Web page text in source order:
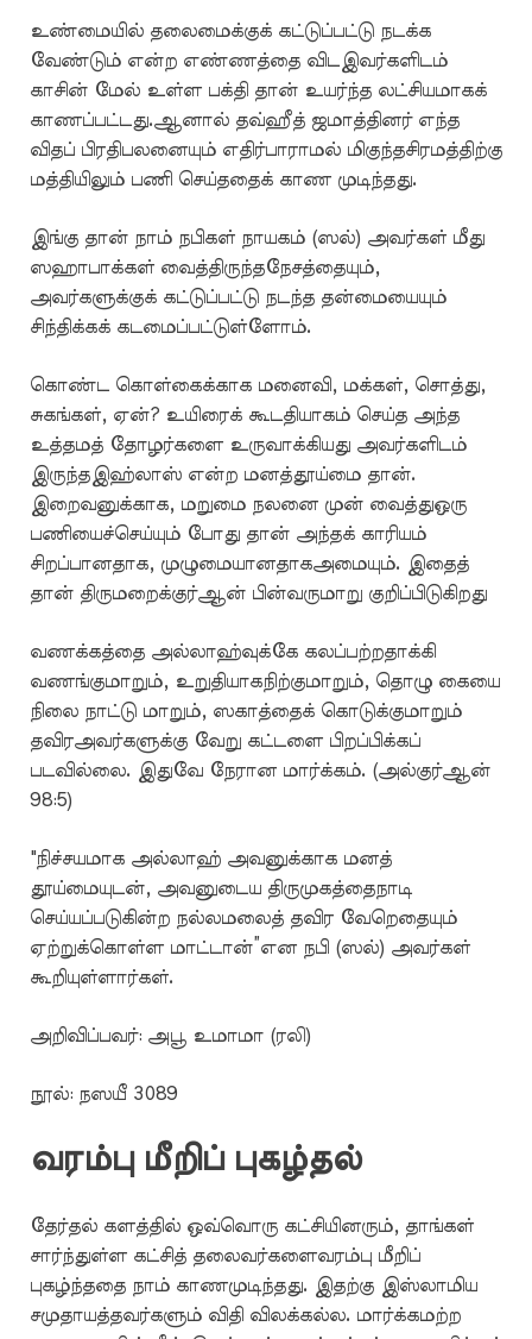
உண்மையில் தலைமைக்குக் கட்டுப்பட்டு நடக்க
வேண்டும் என்ற எண்ணத்தை விடஇவர்களிடம்
காசின் மேல் உள்ள பக்தி தான் உயர்ந்த லட்சியமாகக்
காணப்பட்டது.ஆனால் தவ்ஹீத் ஜமாத்தினர் எந்த
விதப் பிரதிபலனையும் எதிர்பாராமல் மிகுந்தசிரமத்திற்கு
மத்தியிலும் பணி செய்ததைக் காண முடிந்தது.
இங்கு தான் நாம் நபிகள் நாயகம் (ஸல்) அவர்கள் மீது
ஸஹாபாக்கள் வைத்திருந்தநேசத்தையும்,
அவர்களுக்குக் கட்டுப்பட்டு நடந்த தன்மையையும்
சிந்திக்கக் கடமைப்பட்டுள்ளோம்.
கொண்ட கொள்கைக்காக மனைவி, மக்கள், சொத்து,
சுகங்கள், ஏன்? உயிரைக் கூடதியாகம் செய்த அந்த
உத்தமத் தோழர்களை உருவாக்கியது அவர்களிடம்
இருந்தஇஹ்லாஸ் என்ற மனத்தூய்மை தான்.
இறைவனுக்காக, மறுமை நலனை முன் வைத்துஒரு
பணியைச்செய்யும் போது தான் அந்தக் காரியம்
சிறப்பானதாக, முழுமையானதாகஅமையும். இதைத்
தான் திருமறைக்குர்ஆன் பின்வருமாறு குறிப்பிடுகிறது
வணக்கத்தை அல்லாஹ்வுக்கே கலப்பற்றதாக்கி
வணங்குமாறும், உறுதியாகநிற்குமாறும், தொழு கையை
நிலை நாட்டு மாறும், ஸகாத்தைக் கொடுக்குமாறும்
தவிரஅவர்களுக்கு வேறு கட்டளை பிறப்பிக்கப்
படவில்லை. இதுவே நேரான மார்க்கம். (அல்குர்ஆன்
98:5)
"நிச்சயமாக அல்லாஹ் அவனுக்காக மனத்
தூய்மையுடன், அவனுடைய திருமுகத்தைநாடி
செய்யப்படுகின்ற நல்லமலைத் தவிர வேறெதையும்
ஏற்றுக்கொள்ள மாட்டான்”என நபி (ஸல்) அவர்கள்
கூறியுள்ளார்கள்.
அறிவிப்பவர்: அபூ உமாமா (ரலி)
நூல்: நஸயீ 3089
வரம்பு மீறிப் புகழ்தல்
தேர்தல் களத்தில் ஒவ்வொரு கட்சியினரும், தாங்கள்
சார்ந்துள்ள கட்சித் தலைவர்களைவரம்பு மீறிப்
புகழ்ந்ததை நாம் காணமுடிந்தது. இதற்கு இஸ்லாமிய
சமுதாயத்தவர்களும் விதி விலக்கல்ல. மார்க்கமற்ற